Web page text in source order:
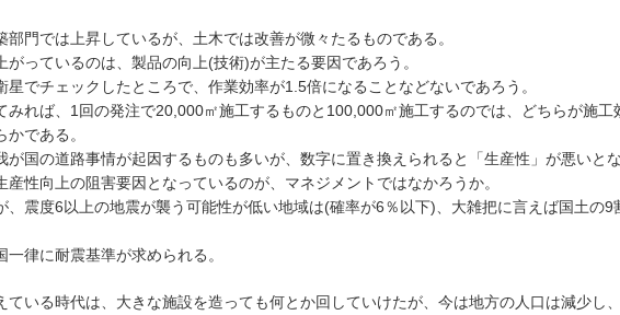
門では上昇しているが、土木では改善が微々たるものである。
がっているのは、製品の向上(技術)が主たる要因であろう。
星でチェックしたところで、作業効率が1.5倍になることなどないであろう。
みれば、1回の発注で20,000㎡施工するものと100,000㎡施工するのでは、どちらが施工
である。
が国の道路事情が起因するものも多いが、数字に置き換えられると「生産性」が悪いとな
性向上の阻害要因となっているのが、マネジメントではなかろうか。
、震度6以上の地震が襲う可能性が低い地域は(確率が6％以下)、大雑把に言えば国土の9
律に耐震基準が求められる。
ている時代は、大きな施設を造っても何とか回していけたが、今は地方の人口は減少し